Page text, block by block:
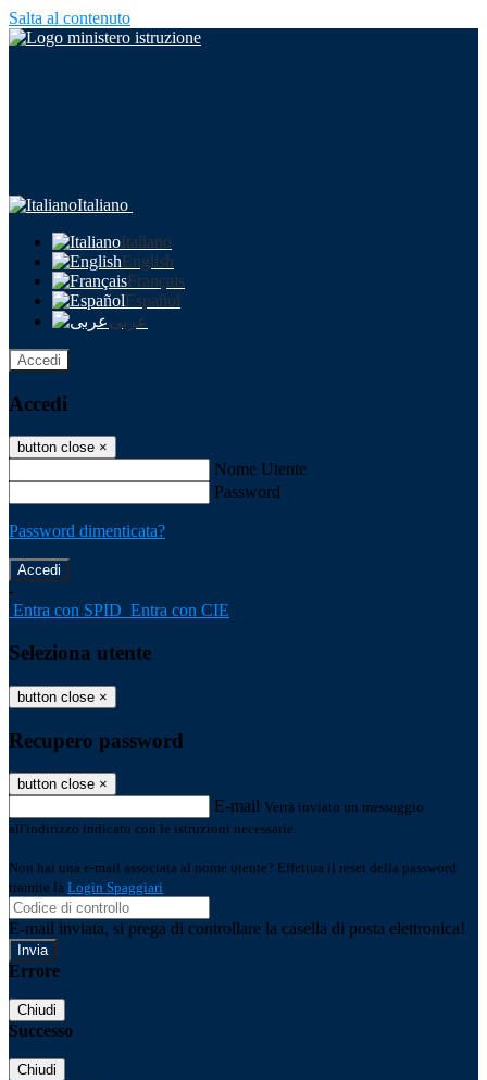
Salta al contenuto
Italiano
Italiano
English
Français
Español
عربى
Accedi
Accedi
button close ×
Nome Utente
Password
Password dimenticata?
-
Entra con SPID Entra con CIE
Seleziona utente
button close ×
Recupero password
button close ×
E-mail Verrà inviato un messaggio
all'indirizzo indicato con le istruzioni necessarie.
Non hai una e-mail associata al nome utente? Effettua il reset della password
tramite la Login Spaggiari
E-mail inviata, si prega di controllare la casella di posta elettronica!
Errore
Chiudi
Successo
Chiudi